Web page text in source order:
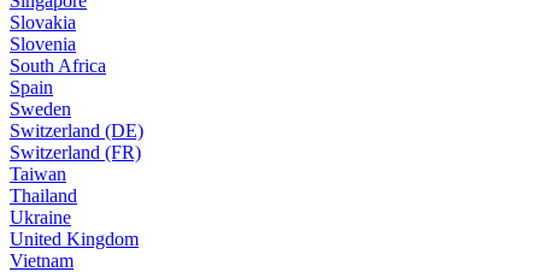
Slovakia
Slovenia
South Africa
Spain
Sweden
Switzerland (DE)
Switzerland (FR)
Taiwan
Thailand
Ukraine
United Kingdom
Vietnam